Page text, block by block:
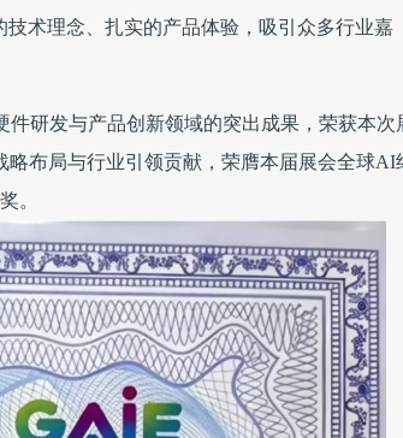
术理念、扎实的产品体验，吸引众多行业嘉
研发与产品创新领域的突出成果，荣获本次
布局与行业引领贡献，荣膺本届展会全球AI
。